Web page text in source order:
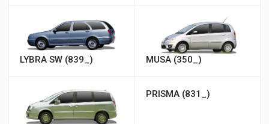
LYBRA SW (839_) MUSA (350_)
PRISMA (831_)